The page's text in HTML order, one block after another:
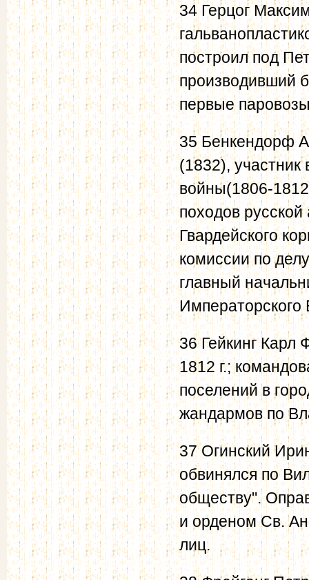
34 Герцог
построил под
производивший
первые
35 Бенкендорф
(1832),
войны(1806-
походов
Гвардейского
комиссии по
главный
Императорского
36 Гейкинг Карл
1812 г.;
поселений в
жандармов по
37 Огинский
обвинялся по
обществу".
и орденом Св.
лиц.